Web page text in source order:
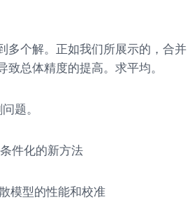
多个解。正如我们所展示的，合并
总体精度的提高。求平均。
题。
件化的新方法
模型的性能和校准